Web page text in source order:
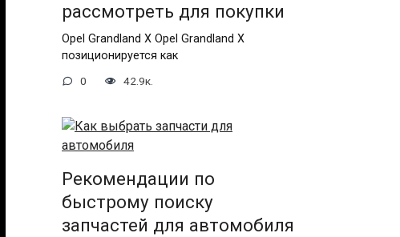
рассмотреть для покупки
Opel Grandland X Opel Grandland X
позиционируется как
0 42.9к.
Рекомендации по
быстрому поиску
запчастей для автомобиля